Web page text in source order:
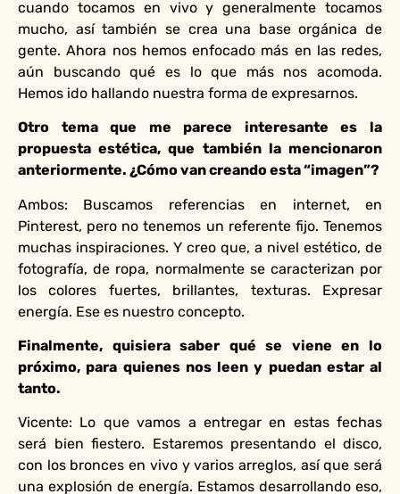
cuando tocamos en vivo y generalmente tocamos
mucho, así también se crea una base orgánica de
gente. Ahora nos hemos enfocado más en las redes,
aún buscando qué es lo que más nos acomoda.
Hemos ido hallando nuestra forma de expresarnos.
Otro tema que me parece interesante es la
propuesta estética, que también la mencionaron
anteriormente. ¿Cómo van creando esta “imagen”?
Ambos: Buscamos referencias en internet, en
Pinterest, pero no tenemos un referente fijo. Tenemos
muchas inspiraciones. Y creo que, a nivel estético, de
fotografía, de ropa, normalmente se caracterizan por
los colores fuertes, brillantes, texturas. Expresar
energía. Ese es nuestro concepto.
Finalmente, quisiera saber qué se viene en lo
próximo, para quienes nos leen y puedan estar al
tanto.
Vicente: Lo que vamos a entregar en estas fechas
será bien fiestero. Estaremos presentando el disco,
con los bronces en vivo y varios arreglos, así que será
una explosión de energía. Estamos desarrollando eso,